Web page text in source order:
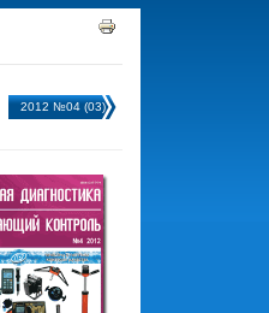
2012 №04 (03)